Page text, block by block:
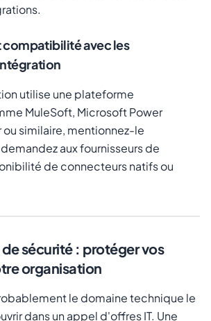
avec les
utilise une plateforme
MuleSoft, Microsoft Power
similaire, mentionnez-le
aux fournisseurs de
de connecteurs natifs ou
sécurité : protéger vos
organisation
le domaine technique le
dans un appel d'offres IT. Une